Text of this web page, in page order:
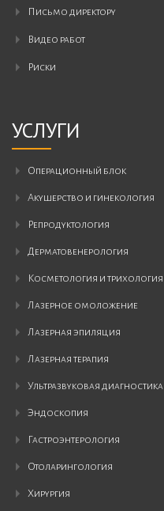
Письмо ди⁠ректору
Видео работ
Риски
УСЛУГИ
операционный блок
акушерство и гинекология
репродуктология
дерматовенерология
косметология и трихология
лазерное омоложение
лазерная эпиляция
лазерная терапия
ультразвуковая диагностика
эндоскопия
гастроэнтерология
отоларингология
хирургия